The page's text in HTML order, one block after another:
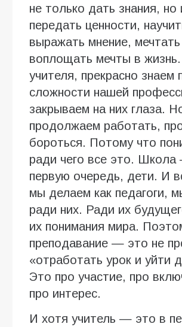
не только дать знания, но
передать ценности,
выражать мнение,
воплощать мечты в
учителя, прекрасно знаем
сложности нашей
закрываем на них глаза.
продолжаем работать,
бороться. Потому что
ради чего все это.
первую очередь, дети. И
мы делаем как педагоги,
ради них. Ради их
их понимания мира.
преподавание — это не
«отработать урок и уйти
Это про участие, про
про интерес.
И хотя учитель — это в